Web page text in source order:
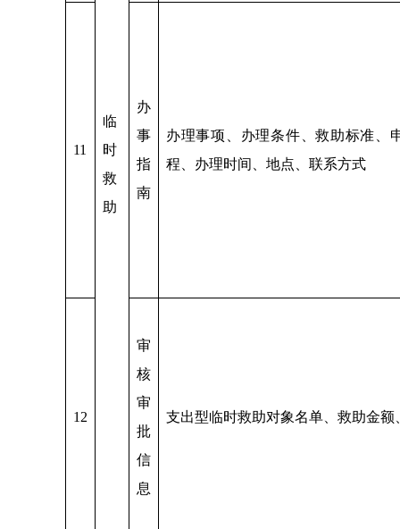
临
时
救
助
11
办
事
指
南
办理事项、办理条件、救助标准、
程、办理时间、地点、联系方式
12
审
核
审
批
信
息
支出型临时救助对象名单、救助金额